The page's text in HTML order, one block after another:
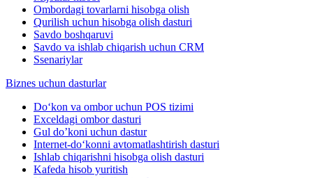
Ombordagi tovarlarni hisobga olish
Qurilish uchun hisobga olish dasturi
Savdo boshqaruvi
Savdo va ishlab chiqarish uchun CRM
Ssenariylar
Biznes uchun dasturlar
Do‘kon va ombor uchun POS tizimi
Exceldagi ombor dasturi
Gul do’koni uchun dastur
Internet-do‘konni avtomatlashtirish dasturi
Ishlab chiqarishni hisobga olish dasturi
Kafeda hisob yuritish